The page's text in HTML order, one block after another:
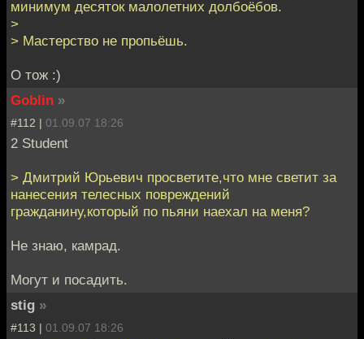
минимум десяток малолетних долбоёбов.
>
> Мастерство не пропьёшь.
О тож :)
Goblin »
#112 | 01.09.07 18:26
2 Student
> Дмитрий Юрьевич просветите,что мне светит за
нанесения телесных повреждений
гражданину,который по пьяни наехал на меня?
Не знаю, камрад.
Могут и посадить.
stig »
#113 | 01.09.07 18:26